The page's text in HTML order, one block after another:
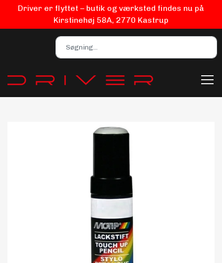
Driver er flyttet – butik og værksted findes nu på
Kirstinehøj 58A, 2770 Kastrup
Bilpleje
Biludstyr
EV Udstyr
Maling
Bilstereo